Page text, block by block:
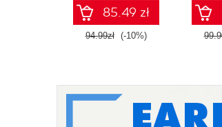
85.49 zł
94.99zł (-10%)